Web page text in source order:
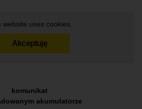
website uses cookies.
Akceptuję
komunikat
akumulatorze